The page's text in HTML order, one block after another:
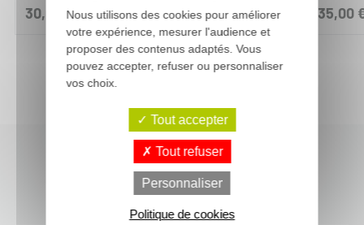
30,00 € 36,00 € 35,00
Dernières actus moto-cross
Nous utilisons des cookies pour améliorer
votre expérience, mesurer l'audience et
proposer des contenus adaptés. Vous
pouvez accepter, refuser ou personnaliser
vos choix.
Tout accepter
Tout refuser
Personnaliser
Politique de cookies